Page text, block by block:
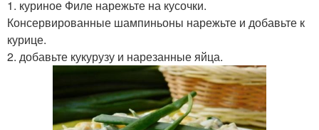
1. куриное Филе нарежьте на кусочки.
Консервированные шампиньоны нарежьте и добавьте к
курице.
2. добавьте кукурузу и нарезанные яйца.